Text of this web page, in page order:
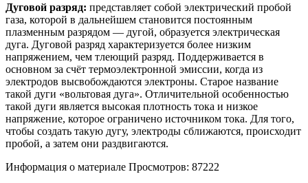
Дуговой разряд: представляет собой электрический пробой
газа, которой в дальнейшем становится постоянным
плазменным разрядом — дугой, образуется электрическая
дуга. Дуговой разряд характеризуется более низким
напряжением, чем тлеющий разряд. Поддерживается в
основном за счёт термоэлектронной эмиссии, когда из
электродов высвобождаются электроны. Старое название
такой дуги «вольтовая дуга». Отличительной особенностью
такой дуги является высокая плотность тока и низкое
напряжение, которое ограничено источником тока. Для того,
чтобы создать такую дугу, электроды сближаются, происходит
пробой, а затем они раздвигаются.
Информация о материале Просмотров: 87222